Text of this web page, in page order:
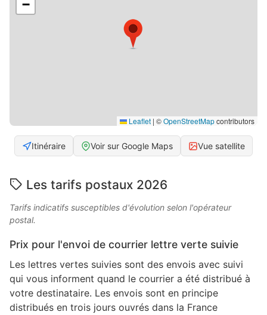
−
Leaflet | ©OpenStreetMapcontributors
Itinéraire Voir sur Google Maps Vue satellite
Les tarifs postaux 2026
Tarifs indicatifs susceptibles d'évolution selon l'opérateur
postal.
Prix pour l'envoi de courrier lettre verte suivie
Les lettres vertes suivies sont des envois avec suivi
qui vous informent quand le courrier a été distribué à
votre destinataire. Les envois sont en principe
distribués en trois jours ouvrés dans la France